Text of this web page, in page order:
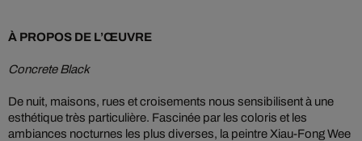
À PROPOS DE L’ŒUVRE
Concrete Black
De nuit, maisons, rues et croisements nous sensibilisent à une
esthétique très particulière. Fascinée par les coloris et les
ambiances nocturnes les plus diverses, la peintre Xiau-Fong Wee